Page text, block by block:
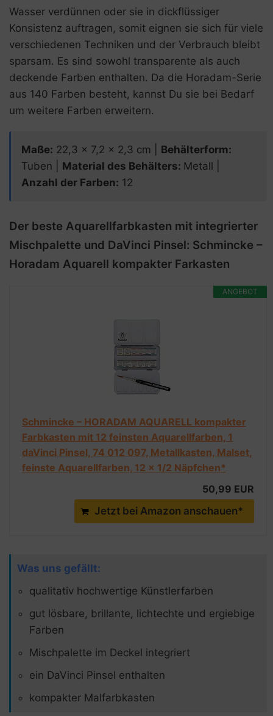
Wasser verdünnen oder sie in dickflüssiger
Konsistenz auftragen, somit eignen sie sich für viele
verschiedenen Techniken und der Verbrauch bleibt
sparsam. Es sind sowohl transparente als auch
deckende Farben enthalten. Da die Horadam-Serie
aus 140 Farben besteht, kannst Du sie bei Bedarf
um weitere Farben erweitern.
Maße: 22,3 x 7,2 x 2,3 cm | Behälterform:
Tuben | Material des Behälters: Metall |
Anzahl der Farben: 12
Der beste Aquarellfarbkasten mit integrierter
Mischpalette und DaVinci Pinsel: Schmincke –
Horadam Aquarell kompakter Farkasten
ANGEBOT
Schmincke – HORADAM AQUARELL kompakter
Farbkasten mit 12 feinsten Aquarellfarben, 1
daVinci Pinsel, 74 012 097, Metallkasten, Malset,
feinste Aquarellfarben, 12 x 1/2 Näpfchen*
50,99 EUR
Jetzt bei Amazon anschauen*
Was uns gefällt:
qualitativ hochwertige Künstlerfarben
gut lösbare, brillante, lichtechte und ergiebige
Farben
Mischpalette im Deckel integriert
ein DaVinci Pinsel enthalten
kompakter Malfarbkasten